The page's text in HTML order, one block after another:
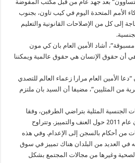
بعد جهد عام من قبل مكتب المفوضة
الأمم المتحدة اليوم في كيب تاون، بجنوب
إلى كل من الإصلاحات القانونية والتعليم
مسبوقة”، أشاد الأمين العام بان كي مون
أن حقوق الإنسان هي حقوق عالمية ويمكننا
الأمين العام مرارا زعماء العالم للتصدي
من المثليين”، مضيفا أن السيد بان ملتزم
دولة العلاقات الجنسية المثلية بتراضي الطرفين، وفقا
لتقرير مفوضية حقوق الإنسان عام 2011 حول العنف والتمييز. وتتراوح
من أحكام بالسجن إلى الإعدام. وفي هذه
أنه في العديد من البلدان هناك تمييز في سوق
الصحية وغيرها من مجالات المجتمع بشكل